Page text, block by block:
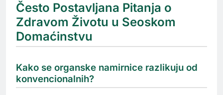
Često Postavljana Pitanja o
Zdravom Životu u Seoskom
Domaćinstvu
Kako se organske namirnice razlikuju od
konvencionalnih?